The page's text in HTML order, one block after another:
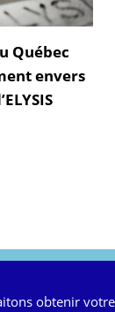
Québec
envers
obtenir